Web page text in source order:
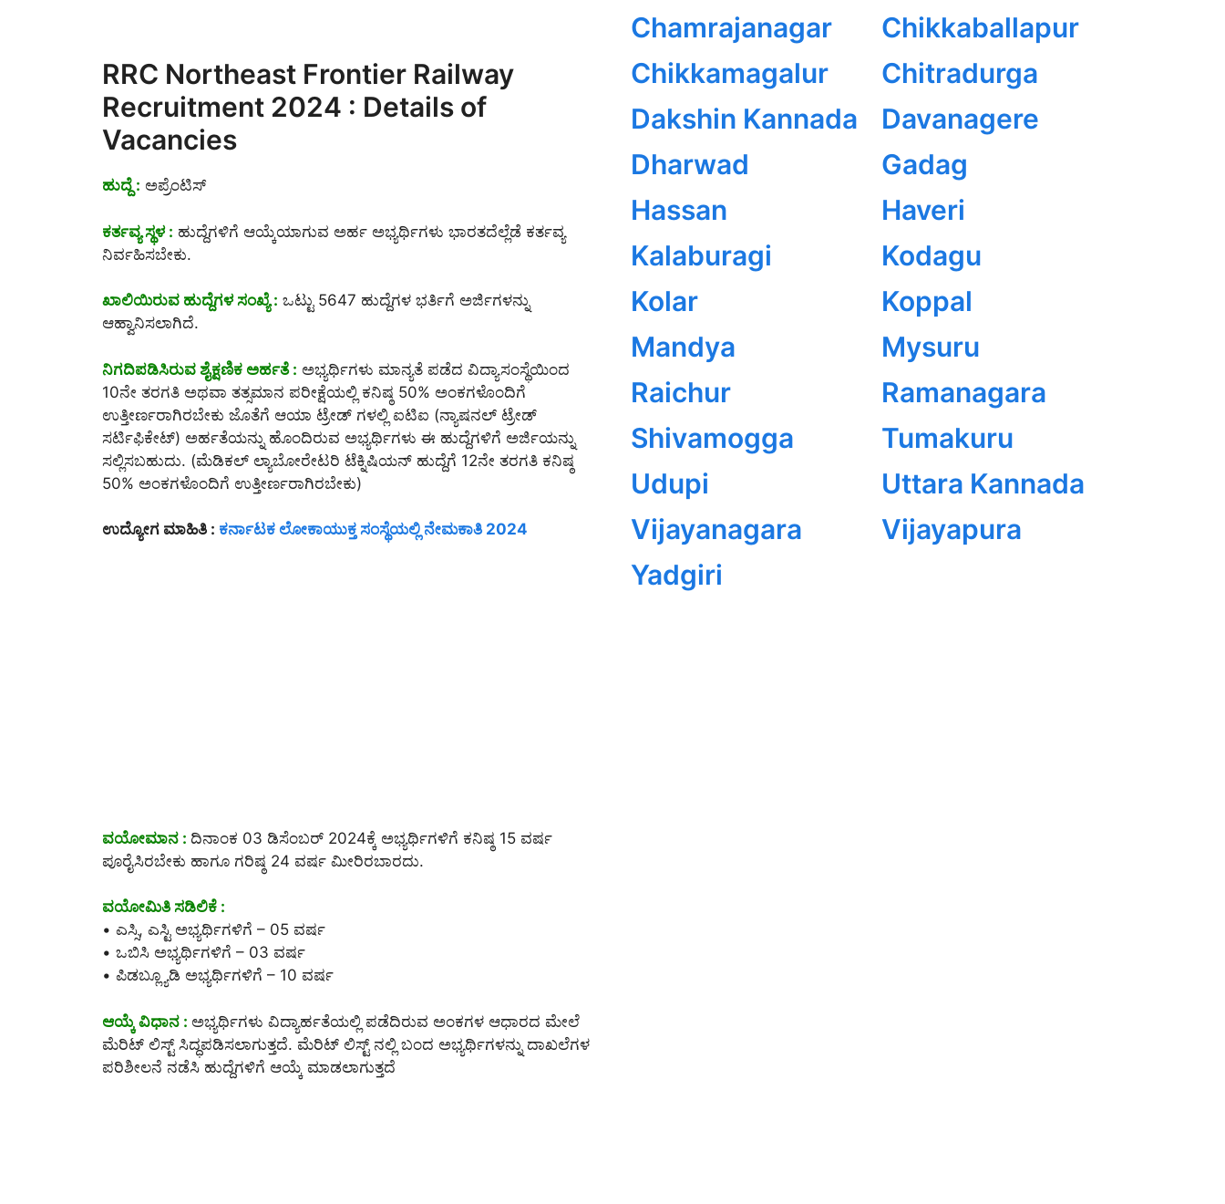
RRC Northeast Frontier Railway
Recruitment 2024 : Details of
Vacancies
ಹುದ್ದೆ : ಅಪ್ರೆಂಟಿಸ್
ಕರ್ತವ್ಯ ಸ್ಥಳ : ಹುದ್ದೆಗಳಿಗೆ ಆಯ್ಕೆಯಾಗುವ ಅರ್ಹ ಅಭ್ಯರ್ಥಿಗಳು ಭಾರತದೆಲ್ಲೆಡೆ ಕರ್ತವ್ಯ
ನಿರ್ವಹಿಸಬೇಕು.
ಖಾಲಿಯಿರುವ ಹುದ್ದೆಗಳ ಸಂಖ್ಯೆ : ಒಟ್ಟು 5647 ಹುದ್ದೆಗಳ ಭರ್ತಿಗೆ ಅರ್ಜಿಗಳನ್ನು
ಆಹ್ವಾನಿಸಲಾಗಿದೆ.
ನಿಗದಿಪಡಿಸಿರುವ ಶೈಕ್ಷಣಿಕ ಅರ್ಹತೆ : ಅಭ್ಯರ್ಥಿಗಳು ಮಾನ್ಯತೆ ಪಡೆದ ವಿದ್ಯಾಸಂಸ್ಥೆಯಿಂದ
10ನೇ ತರಗತಿ ಅಥವಾ ತತ್ಸಮಾನ ಪರೀಕ್ಷೆಯಲ್ಲಿ ಕನಿಷ್ಠ 50% ಅಂಕಗಳೊಂದಿಗೆ
ಉತ್ತೀರ್ಣರಾಗಿರಬೇಕು ಜೊತೆಗೆ ಆಯಾ ಟ್ರೇಡ್ ಗಳಲ್ಲಿ ಐಟಿಐ (ನ್ಯಾಷನಲ್ ಟ್ರೇಡ್
ಸರ್ಟಿಫಿಕೇಟ್) ಅರ್ಹತೆಯನ್ನು ಹೊಂದಿರುವ ಅಭ್ಯರ್ಥಿಗಳು ಈ ಹುದ್ದೆಗಳಿಗೆ ಅರ್ಜಿಯನ್ನು
ಸಲ್ಲಿಸಬಹುದು. (ಮೆಡಿಕಲ್ ಲ್ಯಾಬೋರೇಟರಿ ಟೆಕ್ನಿಷಿಯನ್ ಹುದ್ದೆಗೆ 12ನೇ ತರಗತಿ ಕನಿಷ್ಠ
50% ಅಂಕಗಳೊಂದಿಗೆ ಉತ್ತೀರ್ಣರಾಗಿರಬೇಕು)
ಉದ್ಯೋಗ ಮಾಹಿತಿ : ಕರ್ನಾಟಕ ಲೋಕಾಯುಕ್ತ ಸಂಸ್ಥೆಯಲ್ಲಿ ನೇಮಕಾತಿ 2024
ವಯೋಮಾನ : ದಿನಾಂಕ 03 ಡಿಸೆಂಬರ್ 2024ಕ್ಕೆ ಅಭ್ಯರ್ಥಿಗಳಿಗೆ ಕನಿಷ್ಠ 15 ವರ್ಷ
ಪೂರೈಸಿರಬೇಕು ಹಾಗೂ ಗರಿಷ್ಠ 24 ವರ್ಷ ಮೀರಿರಬಾರದು.
ವಯೋಮಿತಿ ಸಡಿಲಿಕೆ :
• ಎಸ್ಸಿ, ಎಸ್ಟಿ ಅಭ್ಯರ್ಥಿಗಳಿಗೆ – 05 ವರ್ಷ
• ಒಬಿಸಿ ಅಭ್ಯರ್ಥಿಗಳಿಗೆ – 03 ವರ್ಷ
• ಪಿಡಬ್ಲ್ಯೂಡಿ ಅಭ್ಯರ್ಥಿಗಳಿಗೆ – 10 ವರ್ಷ
ಆಯ್ಕೆ ವಿಧಾನ : ಅಭ್ಯರ್ಥಿಗಳು ವಿದ್ಯಾರ್ಹತೆಯಲ್ಲಿ ಪಡೆದಿರುವ ಅಂಕಗಳ ಆಧಾರದ ಮೇಲೆ
ಮೆರಿಟ್ ಲಿಸ್ಟ್ ಸಿದ್ಧಪಡಿಸಲಾಗುತ್ತದೆ. ಮೆರಿಟ್ ಲಿಸ್ಟ್ ನಲ್ಲಿ ಬಂದ ಅಭ್ಯರ್ಥಿಗಳನ್ನು ದಾಖಲೆಗಳ
ಪರಿಶೀಲನೆ ನಡೆಸಿ ಹುದ್ದೆಗಳಿಗೆ ಆಯ್ಕೆ ಮಾಡಲಾಗುತ್ತದೆ
Chamrajanagar
Chikkaballapur
Chikkamagalur
Chitradurga
Dakshin Kannada
Davanagere
Dharwad
Gadag
Hassan
Haveri
Kalaburagi
Kodagu
Kolar
Koppal
Mandya
Mysuru
Raichur
Ramanagara
Shivamogga
Tumakuru
Udupi
Uttara Kannada
Vijayanagara
Vijayapura
Yadgiri